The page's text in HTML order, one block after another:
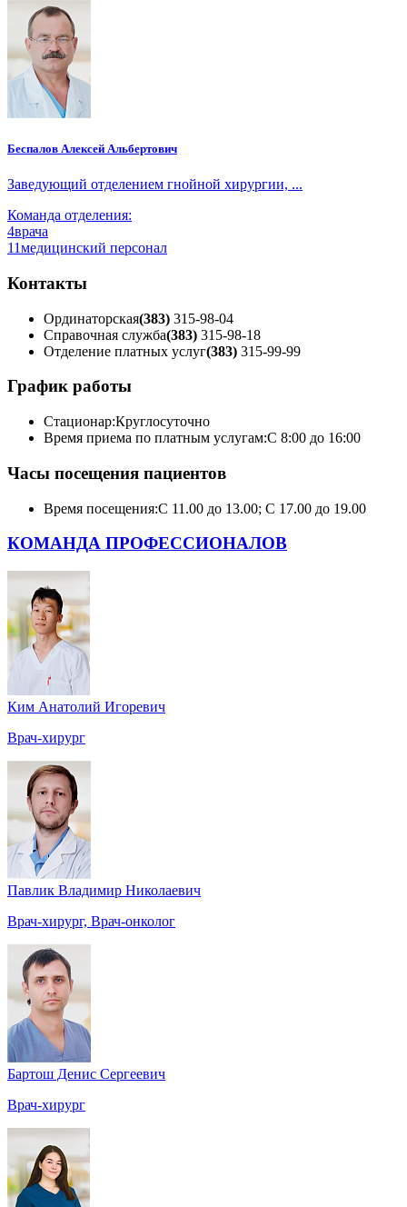
Беспалов Алексей Альбертович
Заведующий отделением гнойной хирургии, ...
Команда отделения:
4врача
11медицинский персонал
Контакты
Ординаторская(383) 315-98-04
Справочная служба(383) 315-98-18
Отделение платных услуг(383) 315-99-99
График работы
Стационар:Круглосуточно
Время приема по платным услугам:С 8:00 до 16:00
Часы посещения пациентов
Время посещения:С 11.00 до 13.00; С 17.00 до 19.00
КОМАНДА ПРОФЕССИОНАЛОВ
Ким Анатолий Игоревич
Врач-хирург
Павлик Владимир Николаевич
Врач-хирург, Врач-онколог
Бартош Денис Сергеевич
Врач-хирург